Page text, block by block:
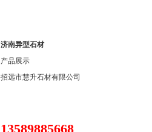
济南异型石材
产品展示
招远市慧升石材有限公司
13589885668